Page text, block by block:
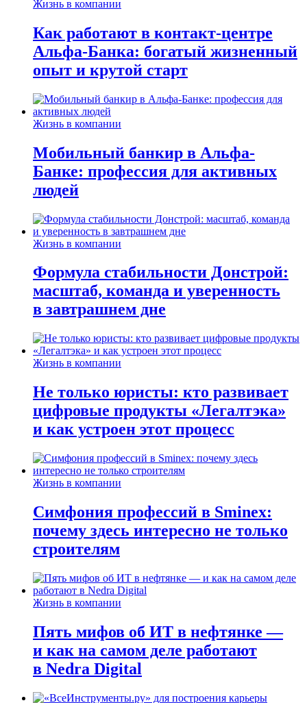
Жизнь в компании
Как работают в контакт-центре
Альфа-Банка: богатый жизненный
опыт и крутой старт
Жизнь в компании
Мобильный банкир в Альфа-
Банке: профессия для активных
людей
Жизнь в компании
Формула стабильности Донстрой:
масштаб, команда и уверенность
в завтрашнем дне
Жизнь в компании
Не только юристы: кто развивает
цифровые продукты «Легалтэка»
и как устроен этот процесс
Жизнь в компании
Симфония профессий в Sminex:
почему здесь интересно не только
строителям
Жизнь в компании
Пять мифов об ИТ в нефтянке —
и как на самом деле работают
в Nedra Digital